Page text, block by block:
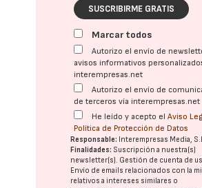
SUSCRIBIRME GRATIS
Marcar todos
Autorizo el envío de
avisos informativos
interempresas.net
Autorizo el envío de
de terceros vía interempresas.net
He leído y acepto elAviso
Política de Protección de Datos
Responsable: Interempresas Media,
Finalidades: Suscripción a nuestra(s)
newsletter(s). Gestión de cuenta de
Envío de emails relacionados con la
relativos a intereses similares o